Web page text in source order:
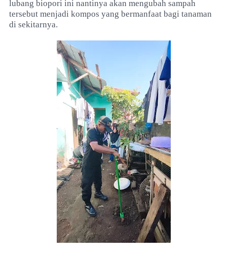
lubang biopori ini nantinya akan mengubah sampah
tersebut menjadi kompos yang bermanfaat bagi tanaman
di sekitarnya.